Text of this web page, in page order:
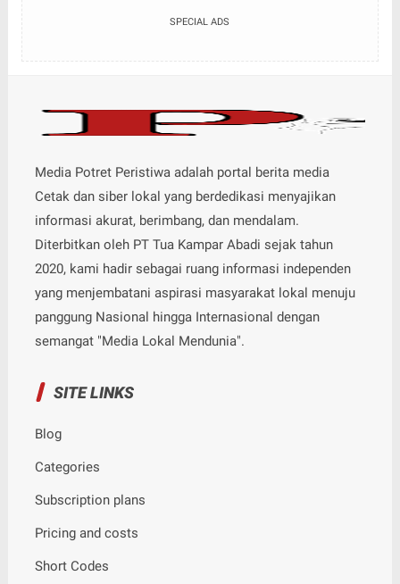
SPECIAL ADS
Media Potret Peristiwa adalah portal berita media
Cetak dan siber lokal yang berdedikasi menyajikan
informasi akurat, berimbang, dan mendalam.
Diterbitkan oleh PT Tua Kampar Abadi sejak tahun
2020, kami hadir sebagai ruang informasi independen
yang menjembatani aspirasi masyarakat lokal menuju
panggung Nasional hingga Internasional dengan
semangat "Media Lokal Mendunia".
SITE LINKS
Blog
Categories
Subscription plans
Pricing and costs
Short Codes